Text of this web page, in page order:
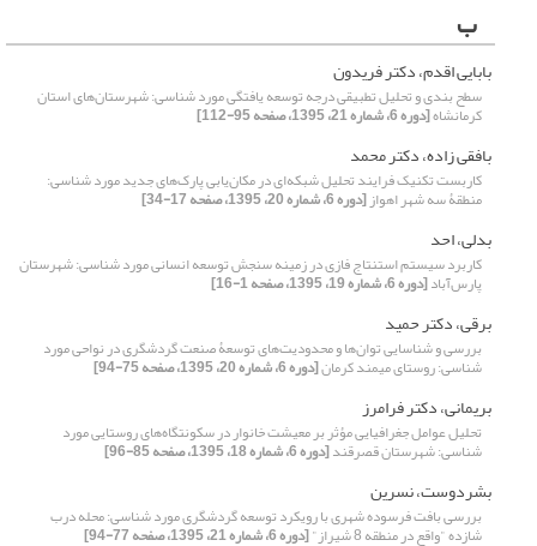
ب
بابایی اقدم، دکتر فریدون
سطح بندی و تحلیل تطبیقی درجه توسعه یافتگی مورد شناسی: شهرستان‌های استان
کرمانشاه[دوره 6، شماره 21، 1395، صفحه 95-112]
بافقی زاده، دکتر محمد
کاربست تکنیک فرایند تحلیل شبکه‌ای در مکان‌یابی پارک‌‌های جدید مورد شناسی:
منطقۀ سه شهر اهواز[دوره 6، شماره 20، 1395، صفحه 17-34]
بدلی، احد
کاربرد سیستم استنتاج فازی در زمینه سنجش توسعه انسانی مورد شناسی: شهرستان
پارس‌آباد[دوره 6، شماره 19، 1395، صفحه 1-16]
برقی، دکتر حمید
بررسی و شناسایی توان‌ها و محدودیت‌های توسعۀ صنعت گردشگری در نواحی مورد
شناسی: روستای میمند کرمان[دوره 6، شماره 20، 1395، صفحه 75-94]
بریمانی، دکتر فرامرز
تحلیل عوامل جغرافیایی مؤثر بر معیشت خانوار در سکونتگاه‌های روستایی مورد
شناسی: شهرستان قصرقند[دوره 6، شماره 18، 1395، صفحه 85-96]
بشردوست، نسرین
بررسی بافت فرسوده شهری با رویکرد توسعه گردشگری مورد شناسی: محله درب
شازده "واقع در منطقه 8 شیراز" [دوره 6، شماره 21، 1395، صفحه 77-94]